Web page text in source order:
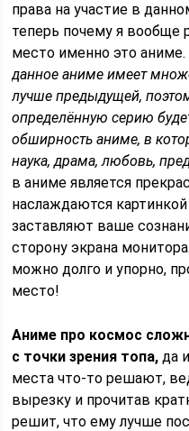
права на участие в
теперь почему я вообще
место именно это аниме.
данное аниме имеет
лучше предыдущей,
определённую серию
обширность аниме, в
наука, драма, любовь,
в аниме является
наслаждаются
заставляют ваше
сторону экрана
можно долго и упорно,
место!
Аниме про космос
с точки зрения топа, да
места что-то решают,
вырезку и прочитав
решит, что ему лучше